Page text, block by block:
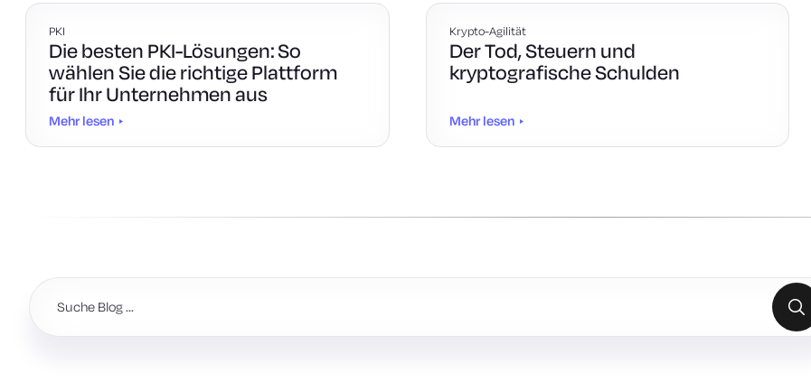
PKI
Die besten PKI-Lösungen: So
wählen Sie die richtige Plattform
für Ihr Unternehmen aus
Mehr lesen
Krypto-Agilität
Der Tod, Steuern und
kryptografische Schulden
Mehr lesen